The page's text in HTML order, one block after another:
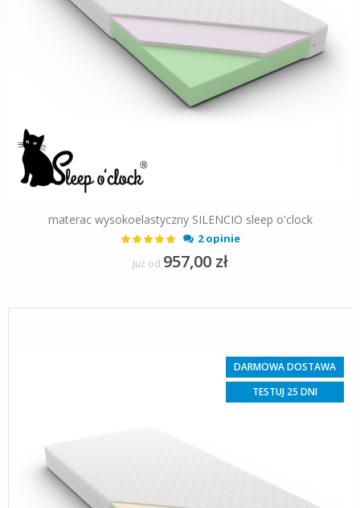
materac wysokoelastyczny SILENCIO sleep o'clock
Ocena:
100%
2 opinie
Już od 957,00 zł
DARMOWA DOSTAWA
TESTUJ 25 DNI